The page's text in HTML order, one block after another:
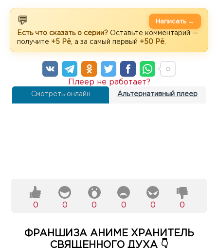
💬
Есть что сказать о серии? Оставьте комментарий —
получите +5 Рё , а за самый первый +50 Рё
Написать →
Смотреть онлайн Альтернативный плеер
Плеер не работает?
0 0 0 0 0 0
ФРАНШИЗА АНИМЕ ХРАНИТЕЛЬ
СВЯЩЕННОГО ДУХА 👇